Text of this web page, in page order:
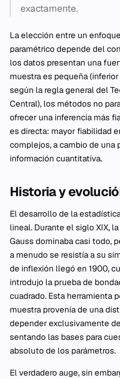
exactamente.
La elección entre un
paramétrico depende del
los datos presentan una
muestra es pequeña
según la regla general del
Central), los métodos no
ofrecer una inferencia más
es directa: mayor fiabilidad
complejos, a cambio de una
información cuantitativa.
Historia y
El desarrollo de la
lineal. Durante el siglo XIX,
Gauss dominaba casi todo,
a menudo se resistía a su
de inflexión llegó en 1900,
introdujo la prueba de
cuadrado. Esta herramienta
muestra provenía de una
depender exclusivamente
sentando las bases para
absoluto de los parámetros.
El verdadero auge, sin